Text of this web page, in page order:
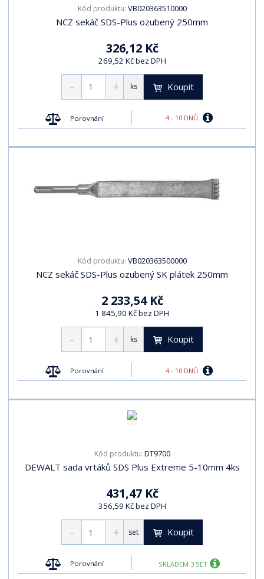
Kód produktu: VB020363510000
NCZ sekáč SDS-Plus ozubený 250mm
326,12 Kč
269,52 Kč bez DPH
ks Koupit
Porovnání 4 - 10 DNŮ
Kód produktu: VB020363500000
NCZ sekáč SDS-Plus ozubený SK plátek 250mm
2 233,54 Kč
1 845,90 Kč bez DPH
ks Koupit
Porovnání 4 - 10 DNŮ
Kód produktu: DT9700
DEWALT sada vrtáků SDS Plus Extreme 5-10mm 4ks
431,47 Kč
356,59 Kč bez DPH
set Koupit
Porovnání SKLADEM 3 SET